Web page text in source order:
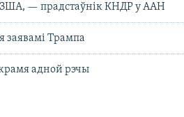
ЗША, — прадстаўнік КНДР у ААН
заявамі Трампа
адной рэчы